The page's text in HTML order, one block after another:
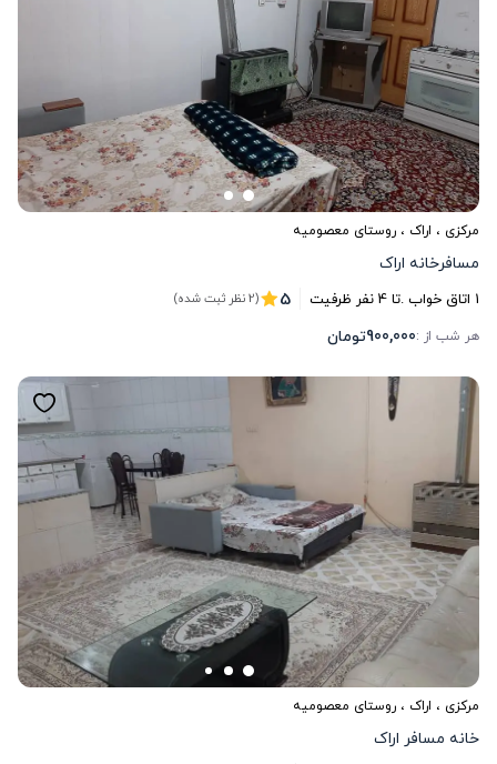
مرکزی ، اراک ، روستای معصومیه
مسافرخانه اراک
1 اتاق خواب .تا4نفر ظرفیت 5 (2 نظر ثبت شده)
هر شب از :900,000تومان
مرکزی ، اراک ، روستای معصومیه
خانه مسافر اراک